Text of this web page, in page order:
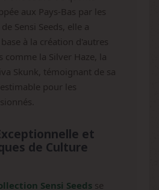
aux Pays-Bas par les
Sensi Seeds, elle a
à la création d'autres
comme la Silver Haze, la
Skunk, témoignant de sa
pour les
et
de Culture
Sensi Seeds se